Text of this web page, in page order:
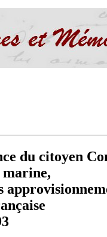
du citoyen